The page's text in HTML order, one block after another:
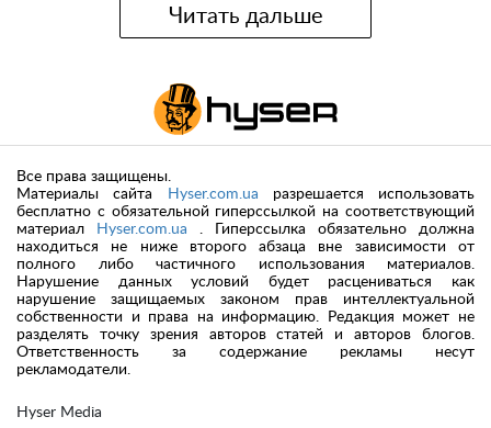
Читать дальше
Hyser Media
Все права защищены.
Материалы сайта
Hyser.com.ua разрешается использовать
бесплатно с обязательной гиперссылкой на соответствующий
материал
Hyser.com.ua . Гиперссылка обязательно должна
находиться не ниже второго абзаца вне зависимости от
полного либо частичного использования материалов.
Нарушение данных условий будет расцениваться как
нарушение защищаемых законом прав интеллектуальной
собственности и права на информацию. Редакция может не
разделять точку зрения авторов статей и авторов блогов.
Ответственность за содержание рекламы несут
рекламодатели.